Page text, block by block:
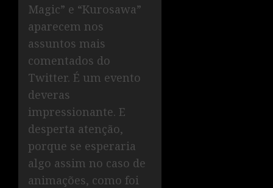
Magic” e “Kurosawa”
aparecem nos
assuntos mais
comentados do
Twitter. É um evento
deveras
impressionante. E
desperta atenção,
porque se esperaria
algo assim no caso de
animações, como foi